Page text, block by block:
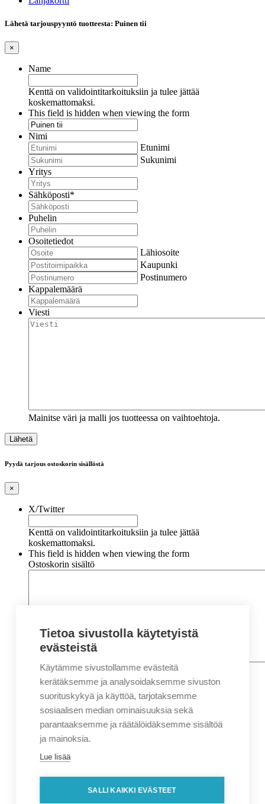
Lähetä tarjouspyyntö tuotteesta: Puinen tii
×
Name
Kenttä on validointitarkoituksiin ja tulee jättää
koskemattomaksi.
This field is hidden when viewing the form
Nimi
Etunimi
Sukunimi
Yritys
Sähköposti*
Puhelin
Osoitetiedot
Lähiosoite
Kaupunki
Postinumero
Kappalemäärä
Viesti
Mainitse väri ja malli jos tuotteessa on vaihtoehtoja.
Pyydä tarjous ostoskorin sisällöstä
×
X/Twitter
Kenttä on validointitarkoituksiin ja tulee jättää
koskemattomaksi.
This field is hidden when viewing the form
Ostoskorin sisältö
Nimi*
Etunimi
Sukunimi
Sähköposti*
Puhelin*
Osoitetiedot
Lähiosoite
Tietoa sivustolla käytetyistä
evästeistä
Käytämme sivustollamme evästeitä
kerätäksemme ja analysoidaksemme sivuston
suorituskykyä ja käyttöä, tarjotaksemme
sosiaalisen median ominaisuuksia sekä
parantaaksemme ja räätälöidäksemme sisältöä
ja mainoksia.
Lue lisää
SALLI KAIKKI EVÄSTEET